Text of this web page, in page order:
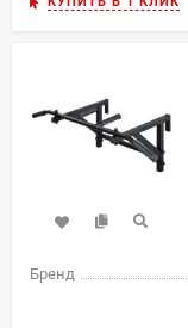
Бренд